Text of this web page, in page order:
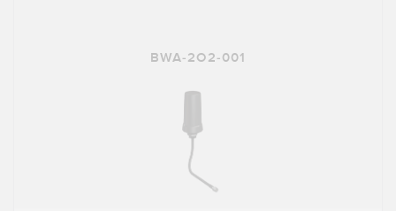
BWA-2O2-001